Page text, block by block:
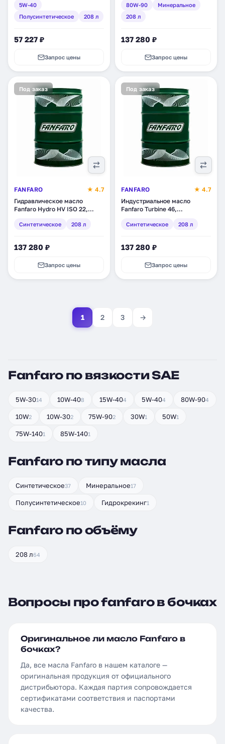
5W-40
Полусинтетическое
208 л
57 227 ₽
Запрос цены
80W-90
Минеральное
208 л
137 280 ₽
Запрос цены
Под заказ
FANFARO
★ 4.7
Гидравлическое масло
Fanfaro Hydro HV ISO 22,
2)Синтетическое 208 л
137 280 ₽
Запрос цены
Под заказ
FANFARO
★ 4.7
Индустриальное масло
Fanfaro Turbine 46,
Синтетическое 208 л
137 280 ₽
Запрос цены
1 2 3 →
Fanfaro по вязкости SAE
5W-3014 10W-408 15W-404 5W-404 80W-904
10W2 10W-302 75W-902 30W1 50W1
75W-1401 85W-1401
Fanfaro по типу масла
Синтетическое37 Минеральное17
Полусинтетическое10 Гидрокрекинг1
Fanfaro по объёму
208 л64
Вопросы про fanfaro в бочках
Оригинальное ли масло Fanfaro в
бочках?
Да, все масла Fanfaro в нашем каталоге —
оригинальная продукция от официального
дистрибьютора. Каждая партия сопровождается
сертификатами соответствия и паспортами
качества.